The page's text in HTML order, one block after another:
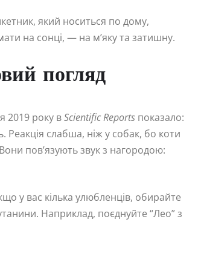
який носиться по дому,
на сонці, — на м’яку та затишну.
погляд
2019 року вScientific Reports показало:
Реакція слабша, ніж у собак, бо коти
пов’язують звук з нагородою:
у вас кілька улюбленців, обирайте
Наприклад, поєднуйте “Лео” з